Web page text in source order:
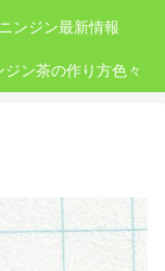
ンジン最新情報
ジン茶の作り方色々